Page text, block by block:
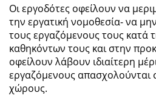
Οι εργοδότες οφείλουν να
την εργατική νομοθεσία- να
τους εργαζόμενους τους κατά
καθηκόντων τους και στην
οφείλουν λάβουν ιδιαίτερη
εργαζόμενους απασχολούνται
χώρους.